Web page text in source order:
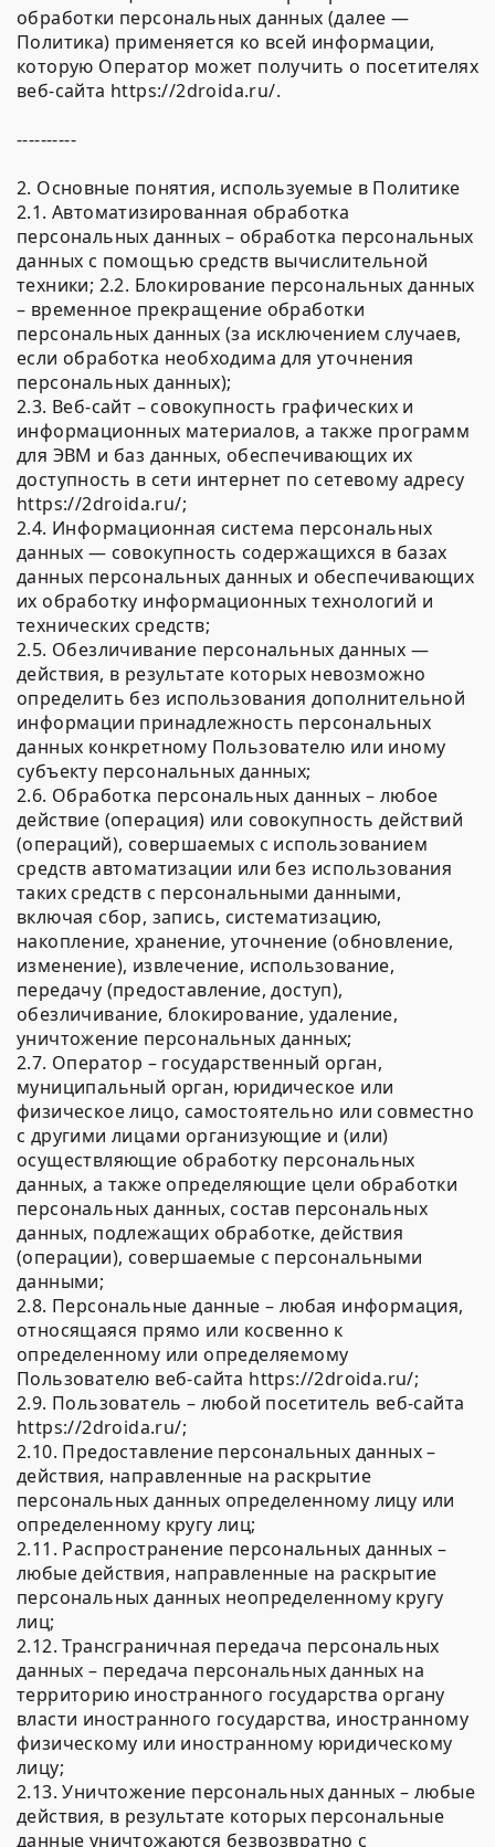
обработки персональных данных (далее —
Политика) применяется ко всей информации,
которую Оператор может получить о посетителях
веб-сайта https://2droida.ru/.
----------
2. Основные понятия, используемые в Политике
2.1. Автоматизированная обработка
персональных данных – обработка персональных
данных с помощью средств вычислительной
техники; 2.2. Блокирование персональных данных
– временное прекращение обработки
персональных данных (за исключением случаев,
если обработка необходима для уточнения
персональных данных);
2.3. Веб-сайт – совокупность графических и
информационных материалов, а также программ
для ЭВМ и баз данных, обеспечивающих их
доступность в сети интернет по сетевому адресу
https://2droida.ru/;
2.4. Информационная система персональных
данных — совокупность содержащихся в базах
данных персональных данных и обеспечивающих
их обработку информационных технологий и
технических средств;
2.5. Обезличивание персональных данных —
действия, в результате которых невозможно
определить без использования дополнительной
информации принадлежность персональных
данных конкретному Пользователю или иному
субъекту персональных данных;
2.6. Обработка персональных данных – любое
действие (операция) или совокупность действий
(операций), совершаемых с использованием
средств автоматизации или без использования
таких средств с персональными данными,
включая сбор, запись, систематизацию,
накопление, хранение, уточнение (обновление,
изменение), извлечение, использование,
передачу (предоставление, доступ),
обезличивание, блокирование, удаление,
уничтожение персональных данных;
2.7. Оператор – государственный орган,
муниципальный орган, юридическое или
физическое лицо, самостоятельно или совместно
с другими лицами организующие и (или)
осуществляющие обработку персональных
данных, а также определяющие цели обработки
персональных данных, состав персональных
данных, подлежащих обработке, действия
(операции), совершаемые с персональными
данными;
2.8. Персональные данные – любая информация,
относящаяся прямо или косвенно к
определенному или определяемому
Пользователю веб-сайта https://2droida.ru/;
2.9. Пользователь – любой посетитель веб-сайта
https://2droida.ru/;
2.10. Предоставление персональных данных –
действия, направленные на раскрытие
персональных данных определенному лицу или
определенному кругу лиц;
2.11. Распространение персональных данных –
любые действия, направленные на раскрытие
персональных данных неопределенному кругу
лиц;
2.12. Трансграничная передача персональных
данных – передача персональных данных на
территорию иностранного государства органу
власти иностранного государства, иностранному
физическому или иностранному юридическому
лицу;
2.13. Уничтожение персональных данных – любые
действия, в результате которых персональные
данные уничтожаются безвозвратно с